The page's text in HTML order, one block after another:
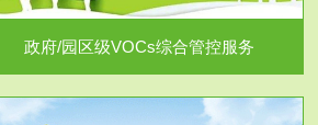
政府/园区级VOCs综合管控服务